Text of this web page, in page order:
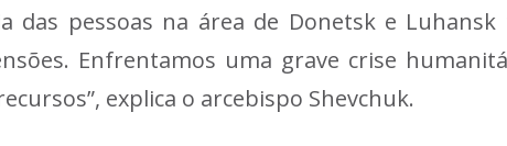
das pessoas na área de Donetsk e
Enfrentamos uma grave crise
explica o arcebispo Shevchuk.